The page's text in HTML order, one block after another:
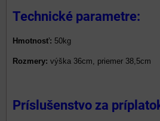
Technické parametre:
Hmotnosť: 50kg
Rozmery: výška 36cm, priemer 38,5cm
Príslušenstvo za